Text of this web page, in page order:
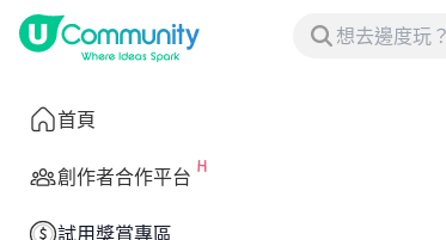
首頁
創作者合作平台
試用獎賞專區